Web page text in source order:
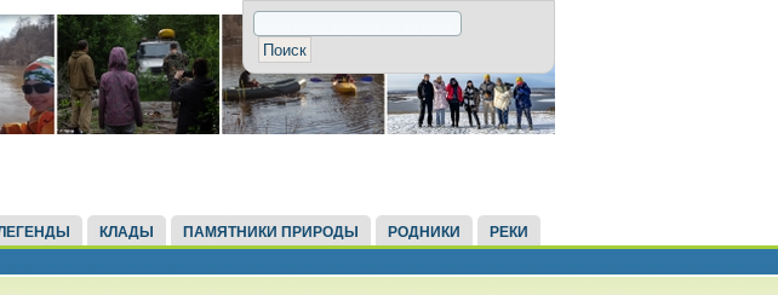
КЛАДЫ ПАМЯТНИКИ ПРИРОДЫ РОДНИКИ РЕКИ